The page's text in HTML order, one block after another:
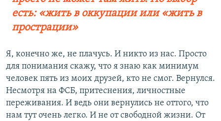
есть: «жить в оккупации или «жить в
прострации»
Я, конечно же, не плачусь. И никто из нас. Просто
для понимания скажу, что я знаю как минимум
человек пять из моих друзей, кто не смог. Вернулся.
Несмотря на ФСБ, притеснения, личностные
переживания. И ведь они вернулись не оттого, что
нам тут очень легко. И не от свободной жизни. От